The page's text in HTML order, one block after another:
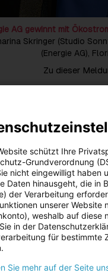
AG gewinnt mit
Skringer (Studio
(Energie AG),
Zu dieser
wurde beim
in der Kategorie
von Studio
über diese besondere
Gewinn des EFFIE-
dafür, diesen Weg
Kommunikations- und
einzigartige Kampagne
Leonhard Schitter
überzeugte die Jury vor
eine deutlich
Die kreative
schützt Ihre
Grundverordnung
nicht eingewilligt haben
Daten hinausgeht, die in
der Verarbeitung
unserer Website
weshalb auf diese
in der
für bestimmte
Sie mehr auf der Seite